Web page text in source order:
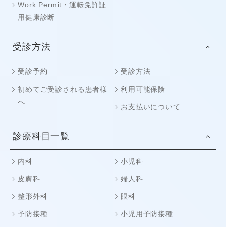
Work Permit・運転免許証
用健康診断
受診方法
受診予約 受診方法
初めてご受診される患者様
へ
利用可能保険
お支払いについて
診療科目一覧
内科 小児科
皮膚科 婦人科
整形外科 眼科
予防接種 小児用予防接種